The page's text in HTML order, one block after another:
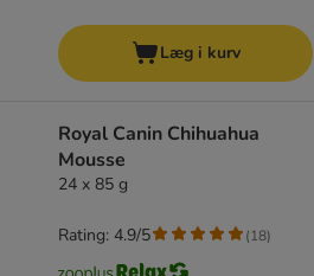
Læg i kurv
Royal Canin Chihuahua
Mousse
24 x 85 g
Rating: 4.9/5 (18)